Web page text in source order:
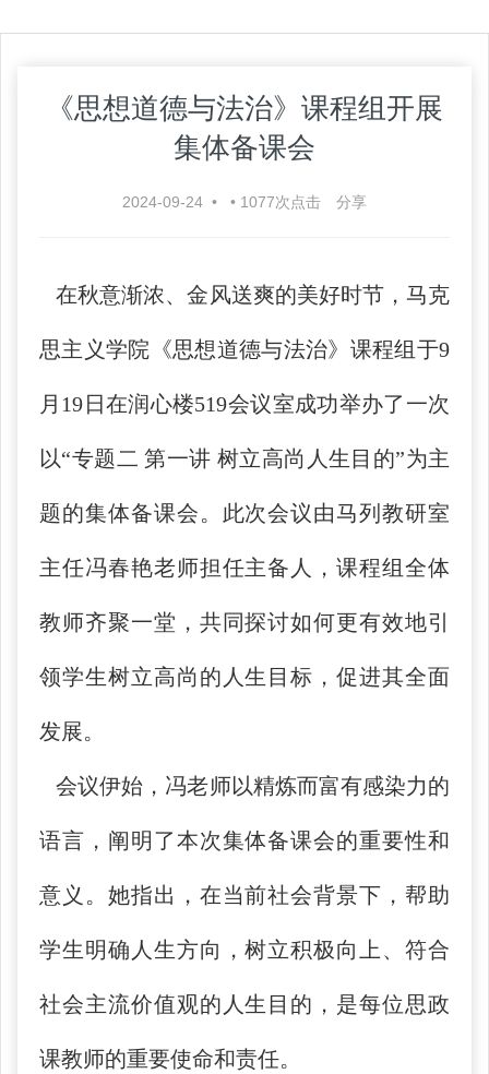
《思想道德与法治》课程组开展
集体备课会
2024-09-24 • • 1077次点击 分享
在秋意渐浓、金风送爽的美好时节，马克
思主义学院《思想道德与法治》课程组于9
月19日在润心楼519会议室成功举办了一次
以“专题二 第一讲 树立高尚人生目的”为主
题的集体备课会。此次会议由马列教研室
主任冯春艳老师担任主备人，课程组全体
教师齐聚一堂，共同探讨如何更有效地引
领学生树立高尚的人生目标，促进其全面
发展。
会议伊始，冯老师以精炼而富有感染力的
语言，阐明了本次集体备课会的重要性和
意义。她指出，在当前社会背景下，帮助
学生明确人生方向，树立积极向上、符合
社会主流价值观的人生目的，是每位思政
课教师的重要使命和责任。